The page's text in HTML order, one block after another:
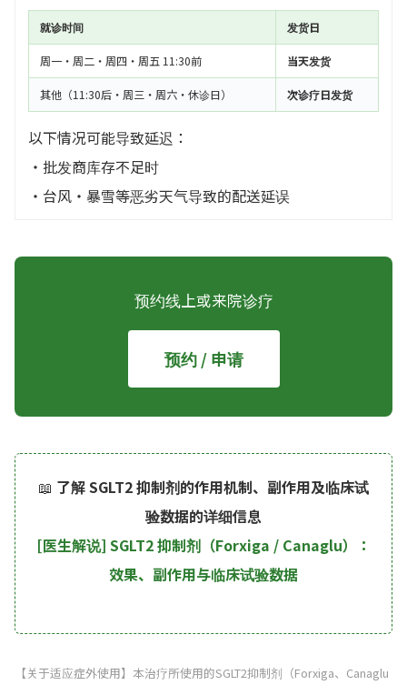
就诊时间 发货日
周一・周二・周四・周五 11:30前 当天发货
其他（11:30后・周三・周六・休诊日） 次诊疗日发货
以下情况可能导致延迟：
・批发商库存不足时
・台风・暴雪等恶劣天气导致的配送延误
预约线上或来院诊疗
预约 / 申请
📖 了解 SGLT2 抑制剂的作用机制、副作用及临床试
验数据的详细信息
[医生解说] SGLT2 抑制剂（Forxiga / Canaglu）：
效果、副作用与临床试验数据
【关于适应症外使用】本治疗所使用的SGLT2抑制剂（Forxiga、Canaglu